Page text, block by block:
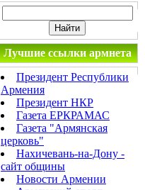
Лучшие ссылки армнета
Президент Республики
Армения
Президент НКР
Газета ЕРКРАМАС
Газета "Армянская
церковь"
Нахичевань-на-Дону -
сайт общины
Новости Армении